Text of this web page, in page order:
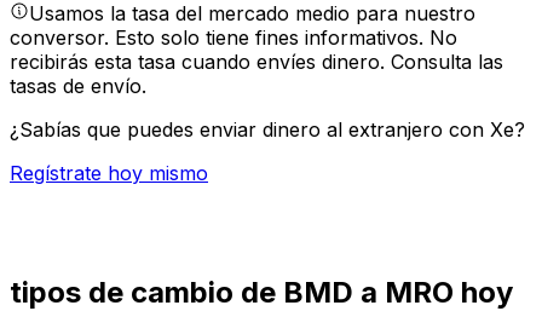
Usamos la tasa del mercado medio para nuestro
conversor. Esto solo tiene fines informativos. No
recibirás esta tasa cuando envíes dinero. Consulta las
tasas de envío.
¿Sabías que puedes enviar dinero al extranjero con Xe?
Regístrate hoy mismo
tipos de cambio de BMD a MRO hoy